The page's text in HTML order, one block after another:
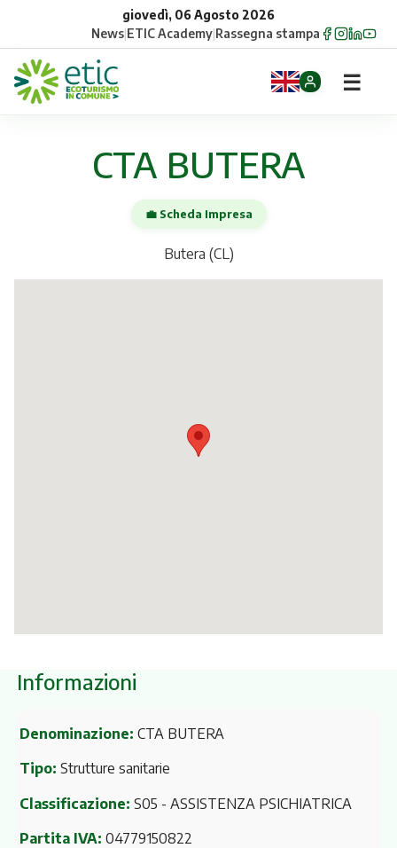
giovedì, 06 Agosto 2026
News|ETIC Academy|Rassegna stampa
☰
CTA BUTERA
💼 Scheda Impresa
Butera (CL)
Informazioni
Denominazione: CTA BUTERA
Tipo: Strutture sanitarie
Classificazione: S05 - ASSISTENZA PSICHIATRICA
Partita IVA: 04779150822